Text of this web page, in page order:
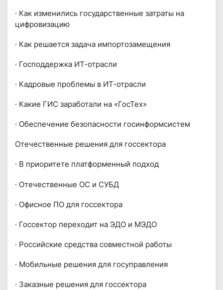
· Как изменились государственные затраты на
цифровизацию
· Как решается задача импортозамещения
· Господдержка ИТ-отрасли
· Кадровые проблемы в ИТ-отрасли
· Какие ГИС заработали на «ГосТех»
· Обеспечение безопасности госинформсистем
Отечественные решения для госсектора
· В приоритете платформенный подход
· Отечественные ОС и СУБД
· Офисное ПО для госсектора
· Госсектор переходит на ЭДО и МЭДО
· Российские средства совместной работы
· Мобильные решения для госуправления
· Заказные решения для госсектора